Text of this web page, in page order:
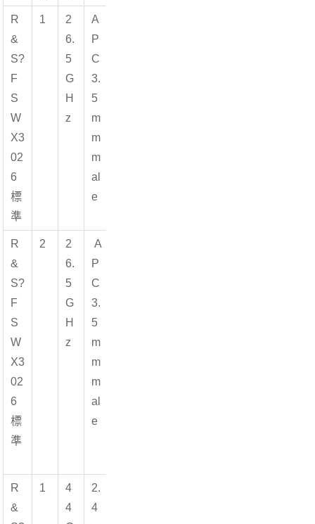
R
&
S?
F
S
W
X3
02
6
標
準
1
2
6.
5
G
H
z
A
P
C
3.
5
m
m
m
al
e
R
&
S?
F
S
W
X3
02
6
標
準
2
2
6.
5
G
H
z
A
P
C
3.
5
m
m
m
al
e
R
&
1
4
4
2.
4